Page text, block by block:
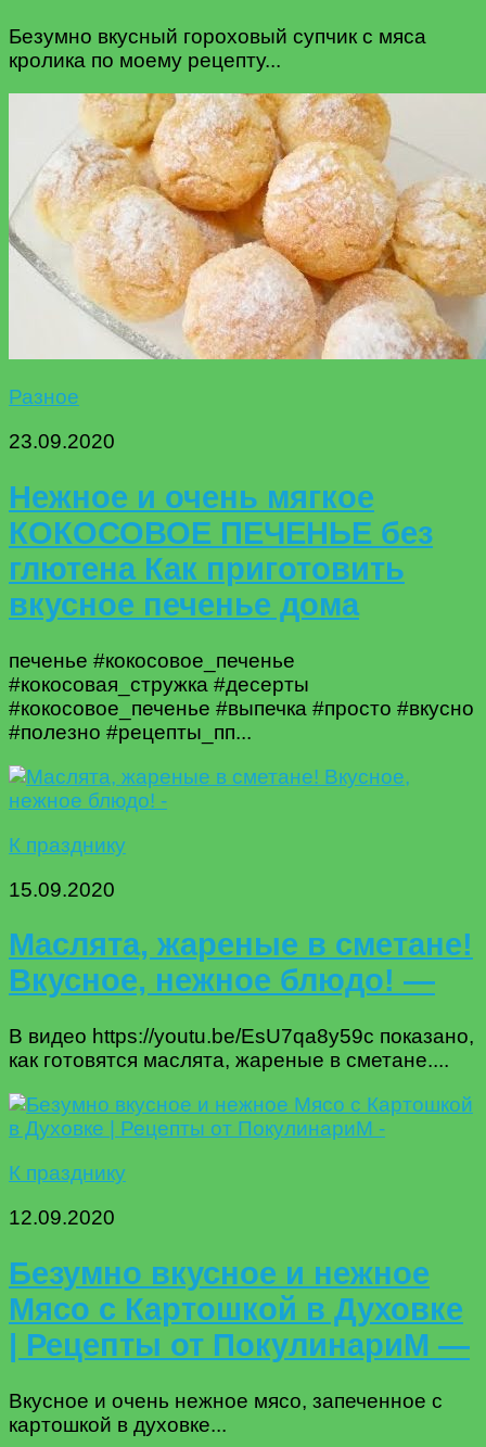
Безумно вкусный гороховый супчик с мяса
кролика по моему рецепту...
Разное
23.09.2020
Нежное и очень мягкое
КОКОСОВОЕ ПЕЧЕНЬЕ без
глютена Как приготовить
вкусное печенье дома
печенье #кокосовое_печенье
#кокосовая_стружка #десерты
#кокосовое_печенье #выпечка #просто #вкусно
#полезно #рецепты_пп...
К празднику
15.09.2020
Маслята, жареные в сметане!
Вкусное, нежное блюдо! —
В видео https://youtu.be/EsU7qa8y59c показано,
как готовятся маслята, жареные в сметане....
К празднику
12.09.2020
Безумно вкусное и нежное
Мясо с Картошкой в Духовке
| Рецепты от ПокулинариМ —
Вкусное и очень нежное мясо, запеченное с
картошкой в духовке...